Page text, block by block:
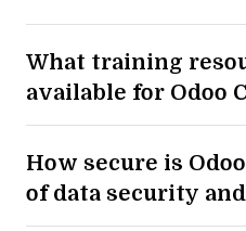
What training
available for Odoo
How secure is
of data security